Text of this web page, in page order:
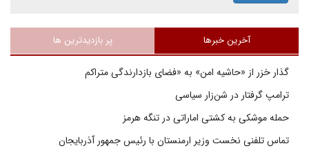
آخرین خبرها پر بازدیدترین ها
گذار خزر از «حاشیه امن» به «فضای بازدارندگی متراکم
ترامپ گرفتار در شن‌زار سیاسی
حمله موشکی به کشتی اماراتی در تنگه هرمز
تماس تلفنی نخست وزیر ارمنستان با رئیس جمهور آذربایجان